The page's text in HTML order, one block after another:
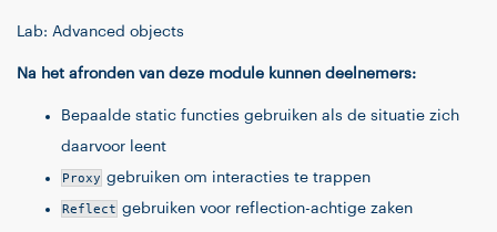
Lab: Advanced objects
Na het afronden van deze module kunnen deelnemers:
Bepaalde static functies gebruiken als de situatie zich
daarvoor leent
Proxy gebruiken om interacties te trappen
Reflect gebruiken voor reflection-achtige zaken